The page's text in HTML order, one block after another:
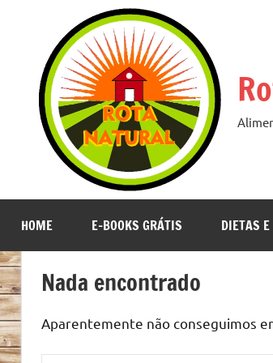
conteúdo
HOME E-BOOKS GRÁTIS DIETAS
Nada encontrado
Aparentemente não conseguimos